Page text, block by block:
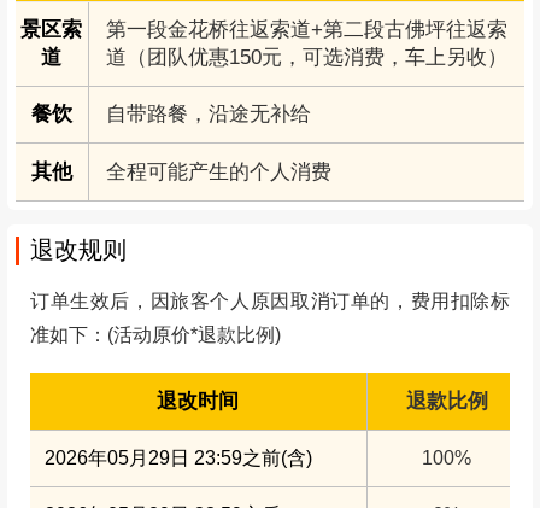
景区索
道
第一段金花桥往返索道+第二段古佛坪往返索
道（团队优惠150元，可选消费，车上另收）
餐饮 自带路餐，沿途无补给
其他 全程可能产生的个人消费
退改规则
订单生效后，因旅客个人原因取消订单的，费用扣除标
准如下：(活动原价*退款比例)
退改时间 退款比例
2026年05月29日 23:59之前(含) 100%